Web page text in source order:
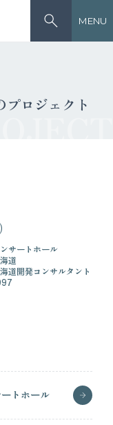
MENU
ロジェクト
サートホール
道
道開発コンサルタント
トホール